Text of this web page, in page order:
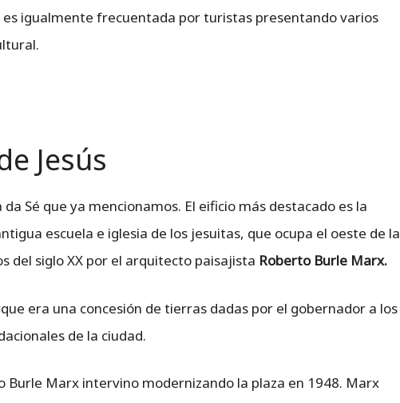
igualmente frecuentada por turistas presentando varios
Jesús
da Sé que ya mencionamos. El eificio más destacado es la
escuela e iglesia de los jesuitas, que ocupa el oeste de la
del siglo XX por el arquitecto paisajista Roberto Burle Marx.
era una concesión de tierras dadas por el gobernador a los
de la ciudad.
Burle Marx intervino modernizando la plaza en 1948. Marx